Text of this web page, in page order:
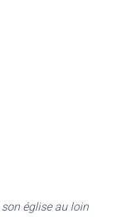
son église au loin